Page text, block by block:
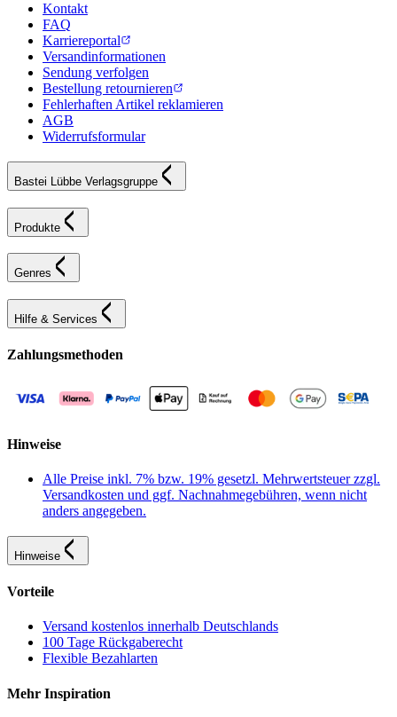
Kontakt
FAQ
Karriereportal
Versandinformationen
Sendung verfolgen
Bestellung retournieren
Fehlerhaften Artikel reklamieren
AGB
Widerrufsformular
Bastei Lübbe Verlagsgruppe
Produkte
Genres
Hilfe & Services
Zahlungsmethoden
Hinweise
Alle Preise inkl. 7% bzw. 19% gesetzl. Mehrwertsteuer zzgl.
Versandkosten und ggf. Nachnahmegebühren, wenn nicht
anders angegeben.
Hinweise
Vorteile
Versand kostenlos innerhalb Deutschlands
100 Tage Rückgaberecht
Flexible Bezahlarten
Mehr Inspiration